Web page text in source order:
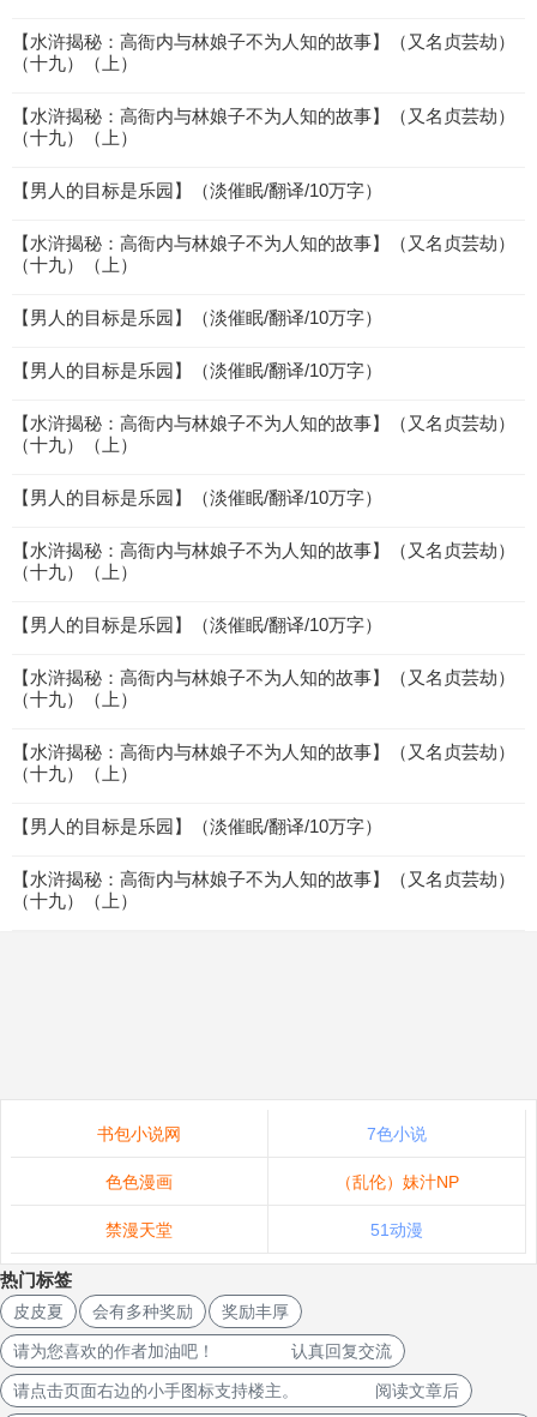
【水浒揭秘：高衙内与林娘子不为人知的故事】（又名贞芸劫）
（十九）（上）
【水浒揭秘：高衙内与林娘子不为人知的故事】（又名贞芸劫）
（十九）（上）
【男人的目标是乐园】（淡催眠/翻译/10万字）
【水浒揭秘：高衙内与林娘子不为人知的故事】（又名贞芸劫）
（十九）（上）
【男人的目标是乐园】（淡催眠/翻译/10万字）
【男人的目标是乐园】（淡催眠/翻译/10万字）
【水浒揭秘：高衙内与林娘子不为人知的故事】（又名贞芸劫）
（十九）（上）
【男人的目标是乐园】（淡催眠/翻译/10万字）
【水浒揭秘：高衙内与林娘子不为人知的故事】（又名贞芸劫）
（十九）（上）
【男人的目标是乐园】（淡催眠/翻译/10万字）
【水浒揭秘：高衙内与林娘子不为人知的故事】（又名贞芸劫）
（十九）（上）
【水浒揭秘：高衙内与林娘子不为人知的故事】（又名贞芸劫）
（十九）（上）
【男人的目标是乐园】（淡催眠/翻译/10万字）
【水浒揭秘：高衙内与林娘子不为人知的故事】（又名贞芸劫）
（十九）（上）
书包小说网 7色小说
色色漫画 （乱伦）妹汁NP
禁漫天堂 51动漫
热门标签
皮皮夏 会有多种奖励 奖励丰厚
请为您喜欢的作者加油吧！ 认真回复交流
请点击页面右边的小手图标支持楼主。 阅读文章后